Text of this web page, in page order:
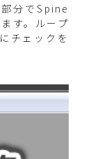
分でSpine
す。ループ
チェックを